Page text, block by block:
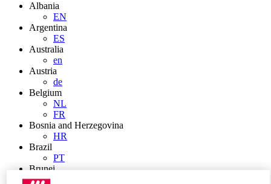
Albania
EN
Argentina
ES
Australia
en
Austria
de
Belgium
NL
FR
Bosnia and Herzegovina
HR
Brazil
PT
Brunei